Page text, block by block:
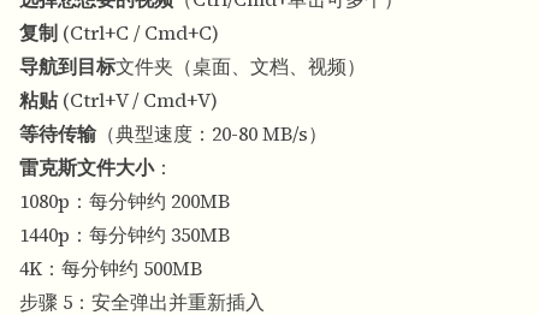
复制 (Ctrl+C / Cmd+C)
导航到目标文件夹（桌面、文档、视频）
粘贴(Ctrl+V / Cmd+V)
等待传输 （典型速度：20-80 MB/s）
雷克斯文件大小：
1080p：每分钟约 200MB
1440p：每分钟约 350MB
4K：每分钟约 500MB
步骤 5：安全弹出并重新插入